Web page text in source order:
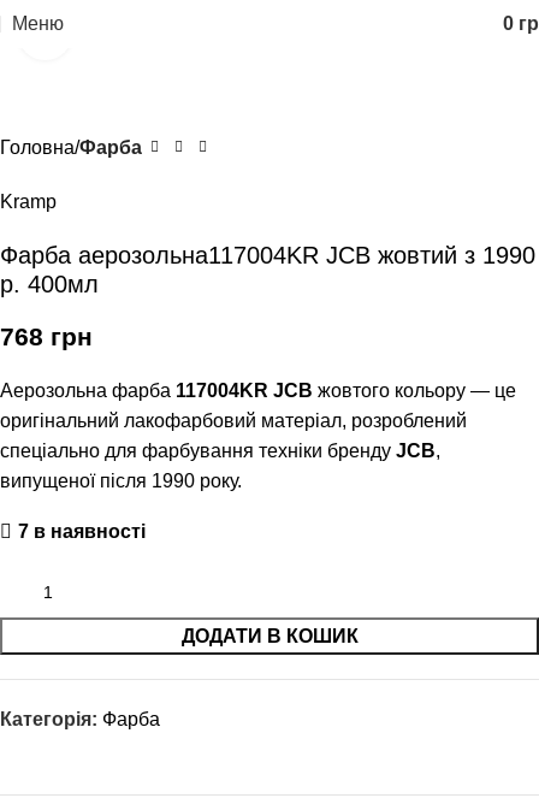
Меню 0
Головна Фарба
Kramp
Фарба аерозольна117004KR JCB жовтий з 1990
р. 400мл
768 грн
Аерозольна фарба 117004KR JCB жовтого кольору — це
оригінальний лакофарбовий матеріал, розроблений
спеціально для фарбування техніки бренду JCB,
випущеної після 1990 року.
7 в наявності
ДОДАТИ В КОШИК
Категорія: Фарба